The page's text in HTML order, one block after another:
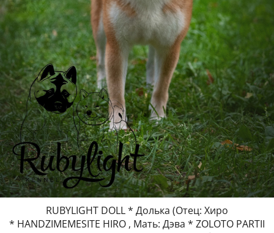
RUBYLIGHT DOLL * Долька (Отец: Хиро
* HANDZIMEMESITE HIRO , Мать: Дэва * ZOLOTO PARTII